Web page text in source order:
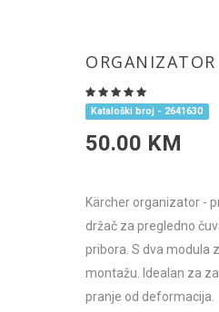
ORGANIZATOR
Kataloški broj - 2641630
50.00 KM
Kärcher organizator -
držač za pregledno
pribora. S dva modula
montažu. Idealan za
pranje od deformacija.